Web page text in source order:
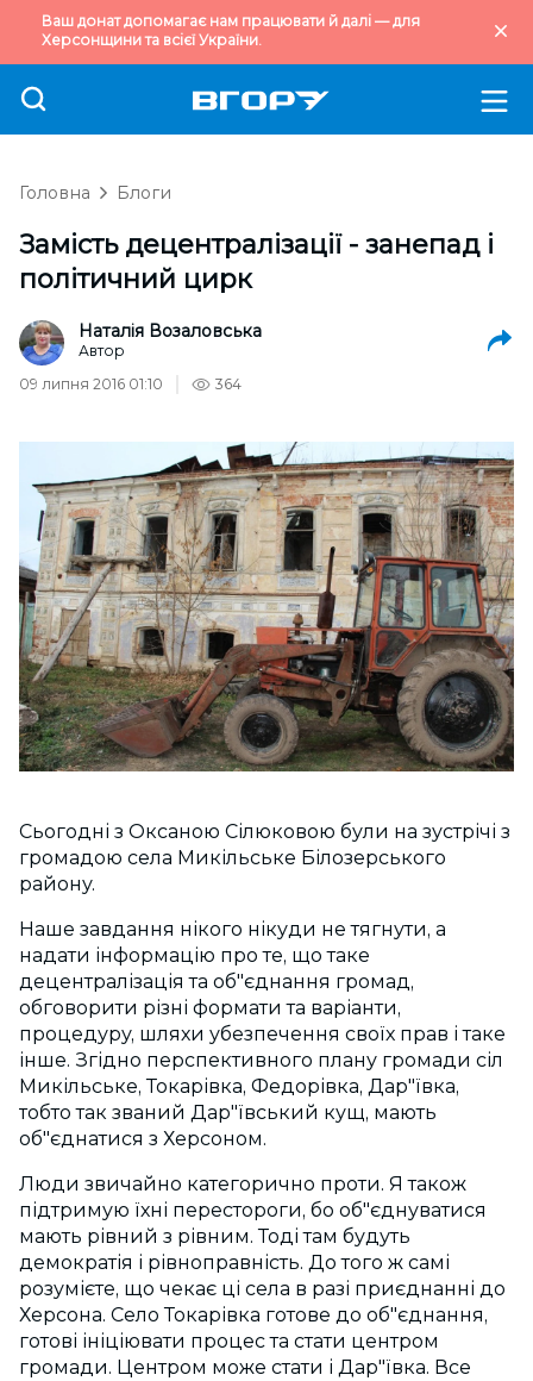
Ваш донат допомагає нам працювати й далі — для
Херсонщини та всієї України.
Головна Блоги
Замість децентралізації - занепад і
політичний цирк
Наталія Возаловська
Автор
09 липня 2016 01:10
364
Сьогодні з Оксаною Сілюковою були на зустрічі з
громадою села Микільське Білозерського
району.
Наше завдання нікого нікуди не тягнути, а
надати інформацію про те, що таке
децентралізація та об"єднання громад,
обговорити різні формати та варіанти,
процедуру, шляхи убезпечення своїх прав і таке
інше. Згідно перспективного плану громади сіл
Микільське, Токарівка, Федорівка, Дар"ївка,
тобто так званий Дар"ївський кущ, мають
об"єднатися з Херсоном.
Люди звичайно категорично проти. Я також
підтримую їхні перестороги, бо об"єднуватися
мають рівний з рівним. Тоді там будуть
демократія і рівноправність. До того ж самі
розумієте, що чекає ці села в разі приєднанні до
Херсона. Село Токарівка готове до об"єднання,
готові ініціювати процес та стати центром
громади. Центром може стати і Дар"ївка. Все